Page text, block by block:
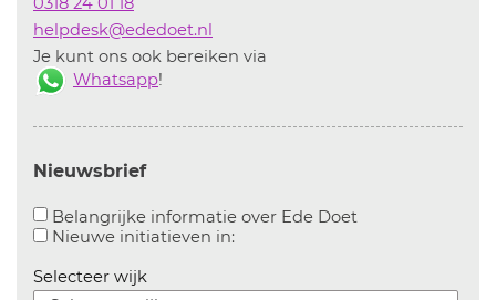
helpdesk@ededoet.nl
Je kunt ons ook bereiken via
Whatsapp!
Nieuwsbrief
Belangrijke informatie over Ede Doet
Nieuwe initiatieven in:Aanvinken om informatie over
Selecteer wijk